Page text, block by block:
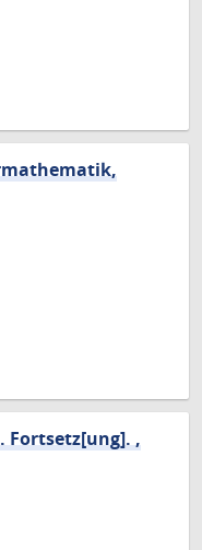
Fortsetz[ung]. ,